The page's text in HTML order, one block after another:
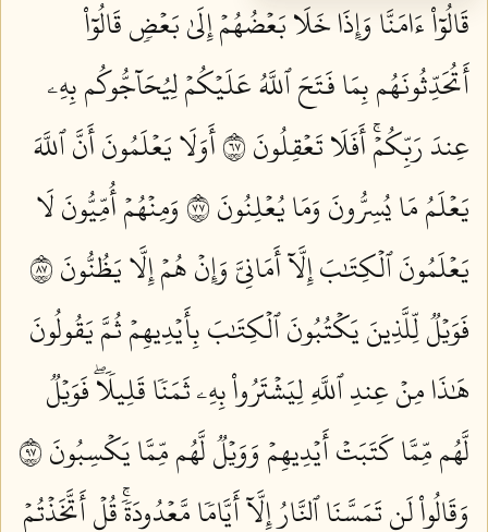
قَالُوٓاْ ءَامَنَّا وَإِذَا خَلَا بَعۡضُهُمۡ إِلَىٰ بَعۡضٖ قَالُوٓاْ
أَتُحَدِّثُونَهُم بِمَا فَتَحَ ٱللَّهُ عَلَيۡكُمۡ لِيُحَآجُّوكُم بِهِۦ
عِندَ رَبِّكُمۡۚ أَفَلَا تَعۡقِلُونَ ٧٦
أَوَلَا يَعۡلَمُونَ أَنَّ ٱللَّهَ
يَعۡلَمُ مَا يُسِرُّونَ وَمَا يُعۡلِنُونَ ٧٧
وَمِنۡهُمۡ أُمِّيُّونَ لَا
يَعۡلَمُونَ ٱلۡكِتَٰبَ إِلَّآ أَمَانِيَّ وَإِنۡ هُمۡ إِلَّا يَظُنُّونَ ٧٨
فَوَيۡلٞ لِّلَّذِينَ يَكۡتُبُونَ ٱلۡكِتَٰبَ بِأَيۡدِيهِمۡ ثُمَّ يَقُولُونَ
هَٰذَا مِنۡ عِندِ ٱللَّهِ لِيَشۡتَرُواْ بِهِۦ ثَمَنٗا قَلِيلٗاۖ فَوَيۡلٞ
لَّهُم مِّمَّا كَتَبَتۡ أَيۡدِيهِمۡ وَوَيۡلٞ لَّهُم مِّمَّا يَكۡسِبُونَ ٧٩
وَقَالُواْ لَن تَمَسَّنَا ٱلنَّارُ إِلَّآ أَيَّامٗا مَّعۡدُودَةٗۚ قُلۡ أَتَّخَذۡتُمۡ